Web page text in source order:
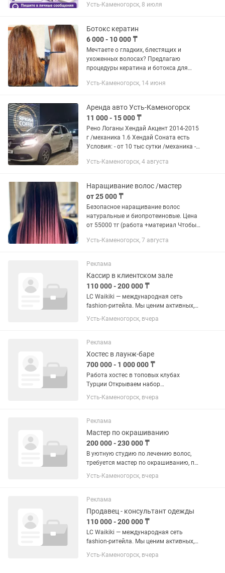
преподавателей. Подходит, если нужно
Усть-Каменогорск, 8 июля
Ботокс кератин
6 000 - 10 000 ₸
Мечтаете о гладких, блестящих и
ухоженных волосах? Предлагаю
процедуры кератина и ботокса для
✔ Выпрямление и устранение
здоровый...
Усть-Каменогорск, 14 июня
Аренда авто Усть-Каменогорск
11 000 - 15 000 ₸
Рено Логаны Хендай Акцент 2014-2015
г /механика 1.6 Хендай Соната есть
Условия: - от 10 тыс сутки /механика -
Минимум аренды 9 дней ! - Оплата за
Усть-Каменогорск, 4 августа
Наращивание волос /мастер
от 25 000 ₸
Безопасное наращивание волос
натуральные и биопротеиновые. Цена
от 55000 тг (работа +материал Чтобы
отправить фото своих волос вид со
Усть-Каменогорск, 7 августа
Реклама
Кассир в клиентском зале
110 000 - 200 000 ₸
LC Waikiki — международная сеть
fashion-ритейла. Мы ценим активных,
внимательных и дружелюбных
сотрудников, которые любят моду и
Приглашаем в команду...
Усть-Каменогорск, вчера
Реклама
Хостес в лаунж-баре
700 000 - 1 000 000 ₸
Работа хостес в топовых клубах
Турции Открываем набор
коммуникабельных и ярких девушек
для работы в Турции. Гарантируем
безопасность и поддержку на
протяжении всего...
Усть-Каменогорск, вчера
Реклама
Мастер по окрашиванию
200 000 - 230 000 ₸
В уютную студию по лечению волос,
требуется мастер по окрашиванию, по
совместительству проведения
процедур лечения. Требования:
работы по окрашиванию
3.Ухоженный...
Усть-Каменогорск, вчера
Реклама
Продавец - консультант одежды
110 000 - 200 000 ₸
LC Waikiki — международная сеть
fashion-ритейла. Мы ценим активных,
сотрудников, которые любят моду и
Усть-Каменогорск, вчера